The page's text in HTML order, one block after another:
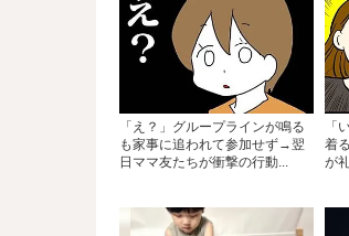
「え？」グループラインが鳴る
も家事に追われて参加せず→翌
日ママ友たちが衝撃の行動...
「
着
が